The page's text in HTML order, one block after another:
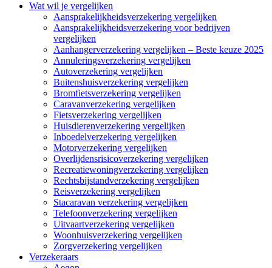
Wat wil je vergelijken
Aansprakelijkheidsverzekering vergelijken
Aansprakelijkheidsverzekering voor bedrijven
vergelijken
Aanhangerverzekering vergelijken – Beste keuze 2025
Annuleringsverzekering vergelijken
Autoverzekering vergelijken
Buitenshuisverzekering vergelijken
Bromfietsverzekering vergelijken
Caravanverzekering vergelijken
Fietsverzekering vergelijken
Huisdierenverzekering vergelijken
Inboedelverzekering vergelijken
Motorverzekering vergelijken
Overlijdensrisicoverzekering vergelijken
Recreatiewoningverzekering vergelijken
Rechtsbijstandverzekering vergelijken
Reisverzekering vergelijken
Stacaravan verzekering vergelijken
Telefoonverzekering vergelijken
Uitvaartverzekering vergelijken
Woonhuisverzekering vergelijken
Zorgverzekering vergelijken
Verzekeraars